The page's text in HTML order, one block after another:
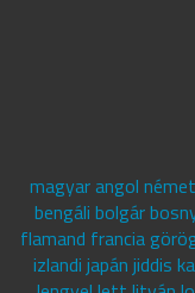
magyar angol
bengáli bolgár
flamand francia
izlandi japán jiddis